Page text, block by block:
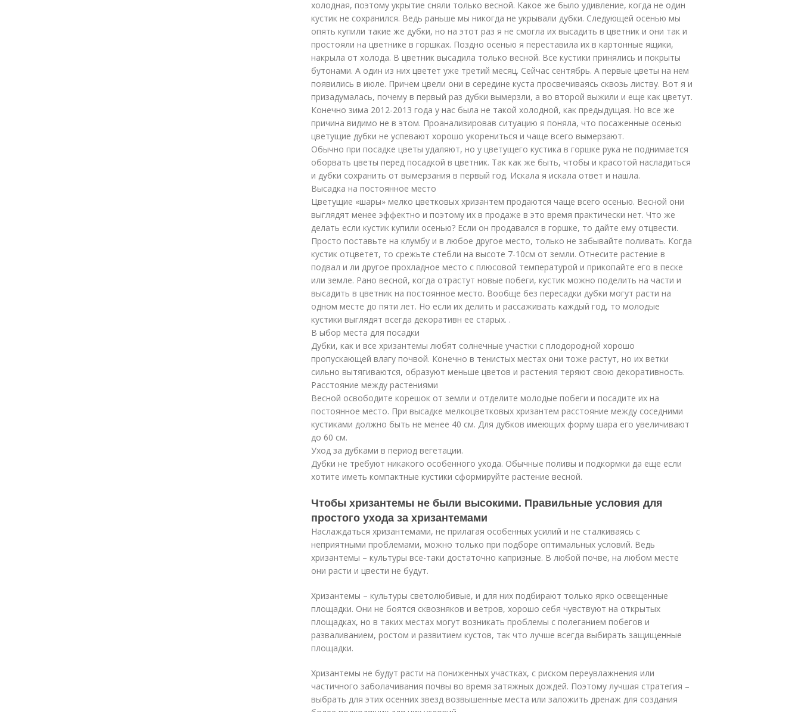
холодная, поэтому укрытие сняли только весной. Какое же было удивление, когда не один
кустик не сохранился. Ведь раньше мы никогда не укрывали дубки. Следующей осенью мы
опять купили такие же дубки, но на этот раз я не смогла их высадить в цветник и они так и
простояли на цветнике в горшках. Поздно осенью я переставила их в картонные ящики,
накрыла от холода. В цветник высадила только весной. Все кустики принялись и покрыты
бутонами. А один из них цветет уже третий месяц. Сейчас сентябрь. А первые цветы на нем
появились в июле. Причем цвели они в середине куста просвечиваясь сквозь листву. Вот я и
призадумалась, почему в первый раз дубки вымерзли, а во второй выжили и еще как цветут.
Конечно зима 2012-2013 года у нас была не такой холодной, как предыдущая. Но все же
причина видимо не в этом. Проанализировав ситуацию я поняла, что посаженные осенью
цветущие дубки не успевают хорошо укорениться и чаще всего вымерзают.
Обычно при посадке цветы удаляют, но у цветущего кустика в горшке рука не поднимается
оборвать цветы перед посадкой в цветник. Так как же быть, чтобы и красотой насладиться
и дубки сохранить от вымерзания в первый год. Искала я искала ответ и нашла.
Высадка на постоянное место
Цветущие «шары» мелко цветковых хризантем продаются чаще всего осенью. Весной они
выглядят менее эффектно и поэтому их в продаже в это время практически нет. Что же
делать если кустик купили осенью? Если он продавался в горшке, то дайте ему отцвести.
Просто поставьте на клумбу и в любое другое место, только не забывайте поливать. Когда
кустик отцветет, то срежьте стебли на высоте 7-10см от земли. Отнесите растение в
подвал и ли другое прохладное место с плюсовой температурой и прикопайте его в песке
или земле. Рано весной, когда отрастут новые побеги, кустик можно поделить на части и
высадить в цветник на постоянное место. Вообще без пересадки дубки могут расти на
одном месте до пяти лет. Но если их делить и рассаживать каждый год, то молодые
кустики выглядят всегда декоративн ее старых. .
В ыбор места для посадки
Дубки, как и все хризантемы любят солнечные участки с плодородной хорошо
пропускающей влагу почвой. Конечно в тенистых местах они тоже растут, но их ветки
сильно вытягиваются, образуют меньше цветов и растения теряют свою декоративность.
Расстояние между растениями
Весной освободите корешок от земли и отделите молодые побеги и посадите их на
постоянное место. При высадке мелкоцветковых хризантем расстояние между соседними
кустиками должно быть не менее 40 см. Для дубков имеющих форму шара его увеличивают
до 60 см.
Уход за дубками в период вегетации.
Дубки не требуют никакого особенного ухода. Обычные поливы и подкормки да еще если
хотите иметь компактные кустики сформируйте растение весной.
Чтобы хризантемы не были высокими. Правильные условия для
простого ухода за хризантемами
Наслаждаться хризантемами, не прилагая особенных усилий и не сталкиваясь с
неприятными проблемами, можно только при подборе оптимальных условий. Ведь
хризантемы – культуры все-таки достаточно капризные. В любой почве, на любом месте
они расти и цвести не будут.
Хризантемы – культуры светолюбивые, и для них подбирают только ярко освещенные
площадки. Они не боятся сквозняков и ветров, хорошо себя чувствуют на открытых
площадках, но в таких местах могут возникать проблемы с полеганием побегов и
разваливанием, ростом и развитием кустов, так что лучше всегда выбирать защищенные
площадки.
Хризантемы не будут расти на пониженных участках, с риском переувлажнения или
частичного заболачивания почвы во время затяжных дождей. Поэтому лучшая стратегия –
выбрать для этих осенних звезд возвышенные места или заложить дренаж для создания